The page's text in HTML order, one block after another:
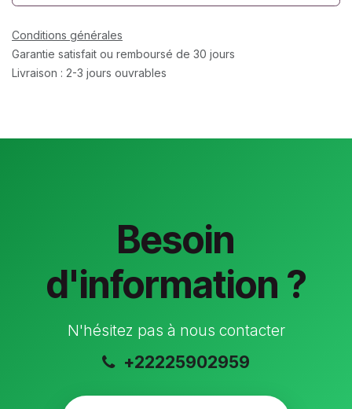
Conditions générales
Garantie satisfait ou remboursé de 30 jours
Livraison : 2-3 jours ouvrables
Besoin
d'information ?
N'hésitez pas à nous contacter
+22225902959